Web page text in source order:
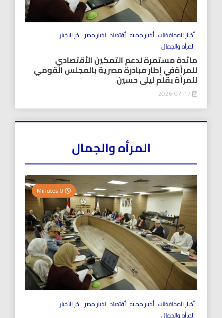
أخبار المحافظات أخبار محليه أقتصاد اخبار مصر اخر الاخبار
المرأه والجمال
مائدة مستمرة لدعم التمكين الأقتصادي
للمرأةفي إطار مبادرة مصرية بالمجلس القومي
للمرأة بقلم ليلى حسين
المرأه والجمال
أخبار المحافظات أخبار محليه أقتصاد اخبار مصر اخر الاخبار
المرأه والجمال